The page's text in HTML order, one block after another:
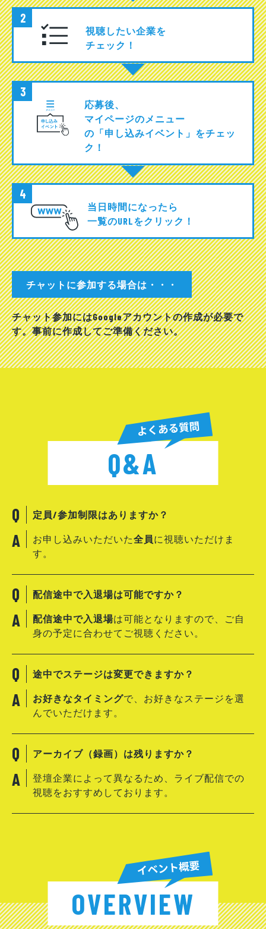
2
視聴したい企業を
チェック！
3
応募後、
マイページのメニュー
の「申し込みイベント」をチェッ
ク！
4
当日時間 になったら
一覧のURLをクリック！
チャットに参加する場合は・・・
チャット参加にはGoogleアカウントの作成が必要で
す。事前に作成してご準備ください。
Q&A
定員/参加制限はありますか？
お申し込みいただいた全員に視聴いただけま
す。
配信途中で入退場は可能ですか？
配信途中で入退場は可能となりますので、ご自
身の予定に合わせてご視聴ください。
途中でステージは変更できますか？
お好きなタイミングで、お好きなステージを選
んでいただけます。
アーカイブ（録画）は残りますか？
登壇企業によって異なるため、ライブ配信での
視聴をおすすめしております。
OVERVIEW